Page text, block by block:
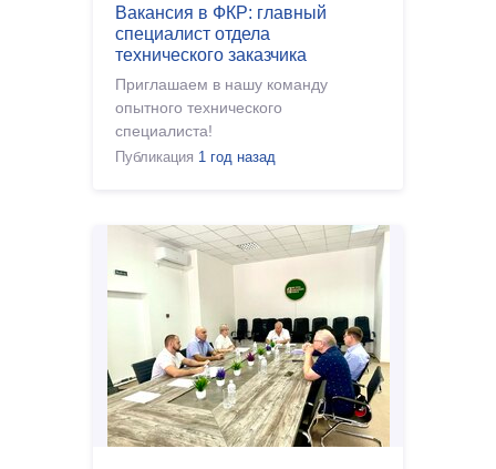
Вакансия в ФКР: главный
специалист отдела
технического заказчика
Приглашаем в нашу команду
опытного технического
специалиста!
Публикация 1 год назад